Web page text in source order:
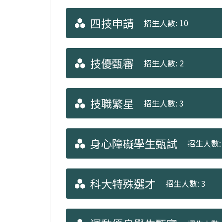
四技申請 招生人數: 10
技優甄審 招生人數: 2
技職繁星 招生人數: 3
身心障礙學生甄試 招生人數
科大特殊選才 招生人數: 3